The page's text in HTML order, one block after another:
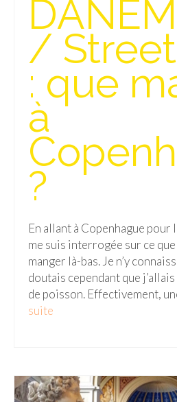
Isla del Sol
Lac Titicaca
Salar d’Uyuni
Paraguay
Machu Picchu
ASIE
Chine
Xi’An
/
: que
à
?
En allant à Copenhague
me suis interrogée sur ce
manger là-bas. Je n’y
doutais cependant que
de poisson. Effectivement,
suite­­